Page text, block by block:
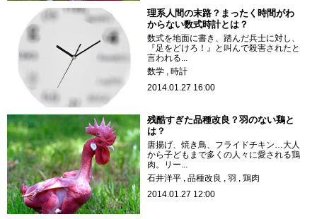
理系人間の末路？まったく時間がわ
からない数式時計とは？
数式を地面に書き、踏んだ兵士に対し、
『足をどけろ！』と叫んで殺害されたと
言われる...
数学
時計
2014.01.27 16:00
残酷すぎた品種改良？羽のない鶏と
は？
唐揚げ、焼き鳥、フライドチキン…大人
から子どもまで多くの人々に愛される鶏
肉。リー...
石井洋平
品種改良 羽
鶏肉
2014.01.27 12:00